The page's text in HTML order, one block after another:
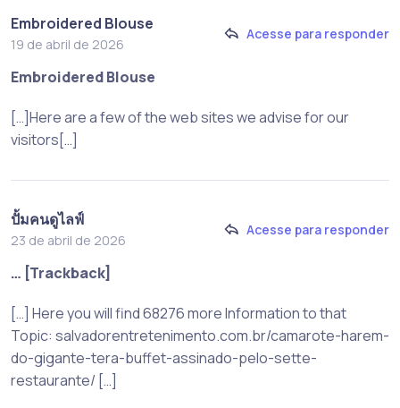
Embroidered Blouse
19 de abril de 2026
Acesse para responder
Embroidered Blouse
[…]Here are a few of the web sites we advise for our
visitors[…]
ปั้มคนดูไลฟ์
23 de abril de 2026
Acesse para responder
… [Trackback]
[…] Here you will find 68276 more Information to that
Topic: salvadorentretenimento.com.br/camarote-harem-
do-gigante-tera-buffet-assinado-pelo-sette-
restaurante/ […]